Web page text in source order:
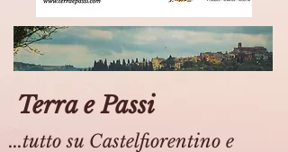
Terra e Passi
...tutto su Castelfiorentino e